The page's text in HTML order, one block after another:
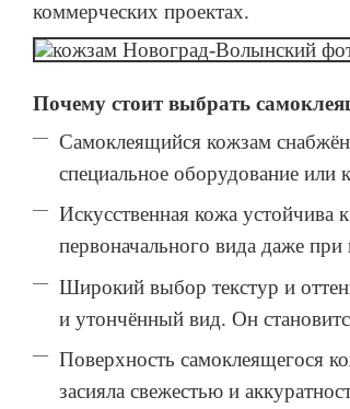
коммерческих проектах.
Почему стоит выбрать
Самоклеящийся кожзам
специальное оборудование или
Искусственная кожа устойчива
первоначального вида даже
Широкий выбор текстур и
и утончённый вид. Он
Поверхность самоклеящегося
засияла свежестью и